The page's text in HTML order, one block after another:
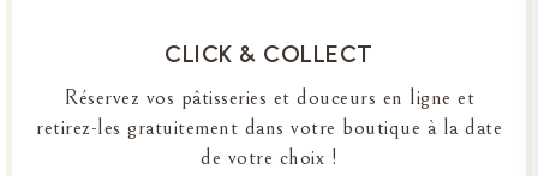
CLICK & COLLECT
Réservez vos pâtisseries et douceurs en ligne et
retirez-les gratuitement dans votre boutique à la date
de votre choix !